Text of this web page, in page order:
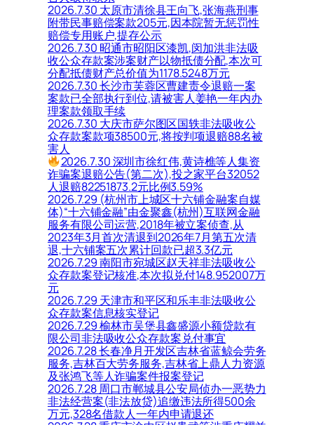
2026.7.30 太原市清徐县王向飞,张海燕刑事
附带民事赔偿案款205元,因本院暂无惩罚性
赔偿专用账户,提存公示
2026.7.30 昭通市昭阳区漆凯,闵加洪非法吸
收公众存款案涉案财产以物抵债分配,本次可
分配抵债财产总价值为1178.5248万元
2026.7.30 长沙市芙蓉区曹建责令退赔一案
案款已全部执行到位,请被害人姜艳一年内办
理案款领取手续
2026.7.30 大庆市萨尔图区国轶非法吸收公
众存款案款项38500元,将按判项退赔88名被
害人
2026.7.30 深圳市徐红伟,黄诗樵等人集资
诈骗案退赔公告(第二次),投之家平台32052
人退赔82251873.2元比例3.59%
2026.7.29 (杭州市上城区十六铺金融案自媒
体)“十六铺金融”由金聚鑫(杭州)互联网金融
服务有限公司运营,2018年被立案侦查,从
2023年3月首次清退到2026年7月第五次清
退,十六铺案五次累计回款已超3.3亿元
2026.7.29 南阳市宛城区赵天祥非法吸收公
众存款案登记核准,本次拟兑付148.952007万
元
2026.7.29 天津市和平区和乐丰非法吸收公
众存款案信息核实登记
2026.7.29 榆林市吴堡县鑫盛源小额贷款有
限公司非法吸收公众存款案兑付事宜
2026.7.28 长春净月开发区吉林省蓝鲸会劳务
服务,吉林百大劳务服务,吉林省上鼎人力资源
及张鸿飞等人诈骗案件报案登记
2026.7.28 周口市郸城县公安局侦办一恶势力
非法经营案(非法放贷)追缴违法所得500余
万元,328名借款人一年内申请退还